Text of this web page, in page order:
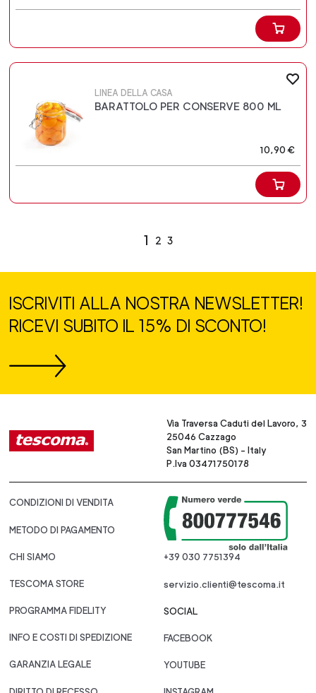
LINEA DELLA CASA
BARATTOLO PER CONSERVE 800 ML
10,90 €
1 2 3
ISCRIVITI ALLA NOSTRA NEWSLETTER!
RICEVI SUBITO IL 15% DI SCONTO!
Via Traversa Caduti del Lavoro, 3
25046 Cazzago
San Martino (BS) - Italy
P.Iva 03471750178
CONDIZIONI DI VENDITA
METODO DI PAGAMENTO
CHI SIAMO
TESCOMA STORE
PROGRAMMA FIDELITY
INFO E COSTI DI SPEDIZIONE
GARANZIA LEGALE
+39 030 7751394
servizio.clienti@tescoma.it
SOCIAL
FACEBOOK
YOUTUBE